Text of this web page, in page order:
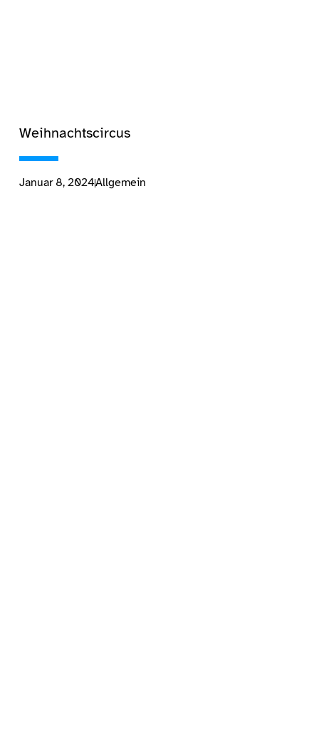
Weihnachtscircus
Januar 8, 2024Allgemein